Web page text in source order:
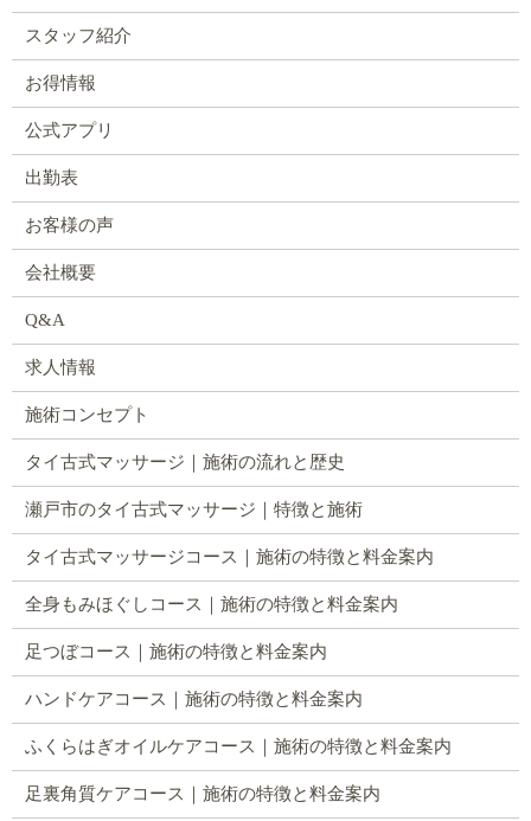
スタッフ紹介
お得情報
公式アプリ
出勤表
お客様の声
会社概要
Q&A
求人情報
施術コンセプト
タイ古式マッサージ｜施術の流れと歴史
瀬戸市のタイ古式マッサージ｜特徴と施術
タイ古式マッサージコース｜施術の特徴と料金案内
全身もみほぐしコース｜施術の特徴と料金案内
足つぼコース｜施術の特徴と料金案内
ハンドケアコース｜施術の特徴と料金案内
ふくらはぎオイルケアコース｜施術の特徴と料金案内
足裏角質ケアコース｜施術の特徴と料金案内